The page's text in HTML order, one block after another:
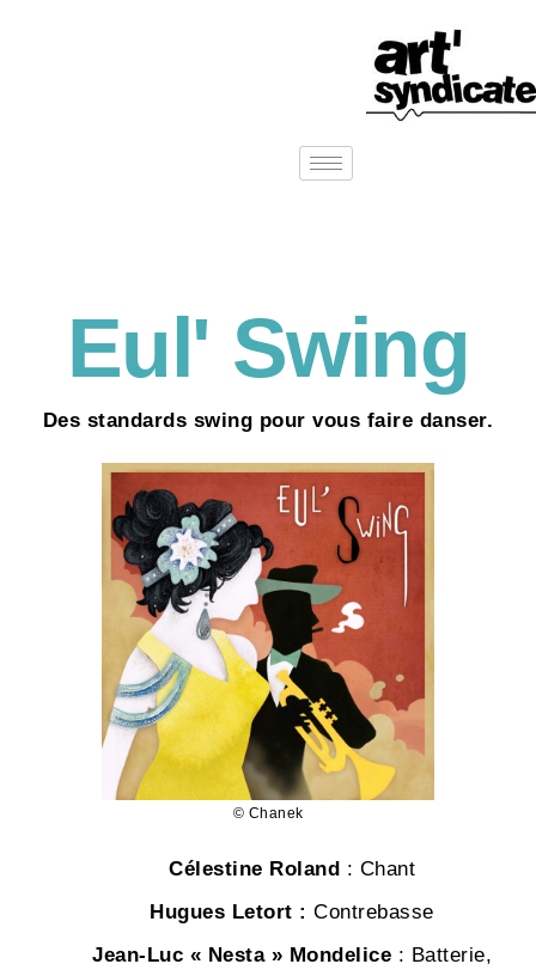
Eul' Swing
Des standards swing pour vous faire danser.
© Chanek
Célestine Roland : Chant
Hugues Letort : Contrebasse
Jean-Luc « Nesta » Mondelice : Batterie,